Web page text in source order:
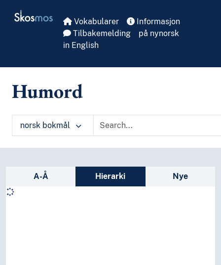
Skosmos Vokabularer
Informasjon
Tilbakemelding
på nynorsk
in English
Humord
norsk bokmål
Sidefelt: navigér i vokabularet på ulike
A-Å Hierarki Nye